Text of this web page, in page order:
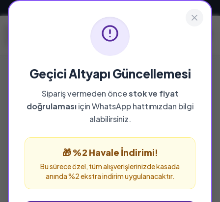
Geçici Altyapı Güncellemesi
Sipariş vermeden öncestok ve fiyat
doğrulamasıiçin WhatsApp hattımızdan bilgi
alabilirsiniz.
🎁 %2 Havale İndirimi!
Bu sürece özel, tüm alışverişlerinizde kasada
anında %2 ekstra indirim uygulanacaktır.